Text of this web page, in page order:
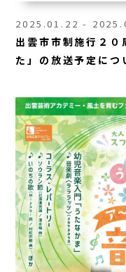
2025.01.22 -
出雲市市制施行２０
た」の放送予定につ